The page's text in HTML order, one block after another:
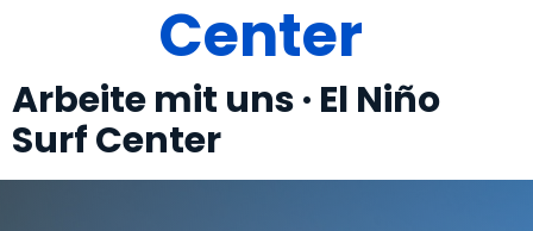
Center
Arbeite mit uns · El Niño
Surf Center